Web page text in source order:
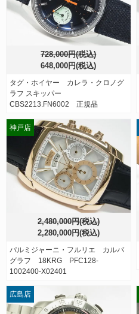
728,000円(税込)
648,000円(税込)
タグ・ホイヤー カレラ・クロノグ
ラフ スキッパー
CBS2213.FN6002 正規品
2,480,000円(税込)
2,280,000円(税込)
パルミジャーニ・フルリエ カルパ
グラフ 18KRG PFC128-
1002400-X02401
神戸店
広島店